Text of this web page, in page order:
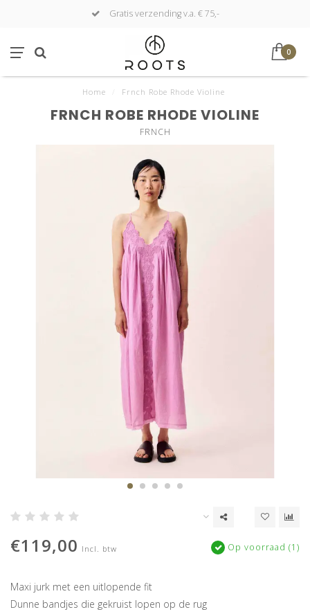
Gratis verzending v.a. € 75,-
0
Home Frnch Robe Rhode Violine
FRNCH ROBE RHODE VIOLINE
FRNCH
€119,00 Incl. btw Op voorraad (1)
Maxi jurk met een uitlopende fit
Dunne bandjes die gekruist lopen op de rug